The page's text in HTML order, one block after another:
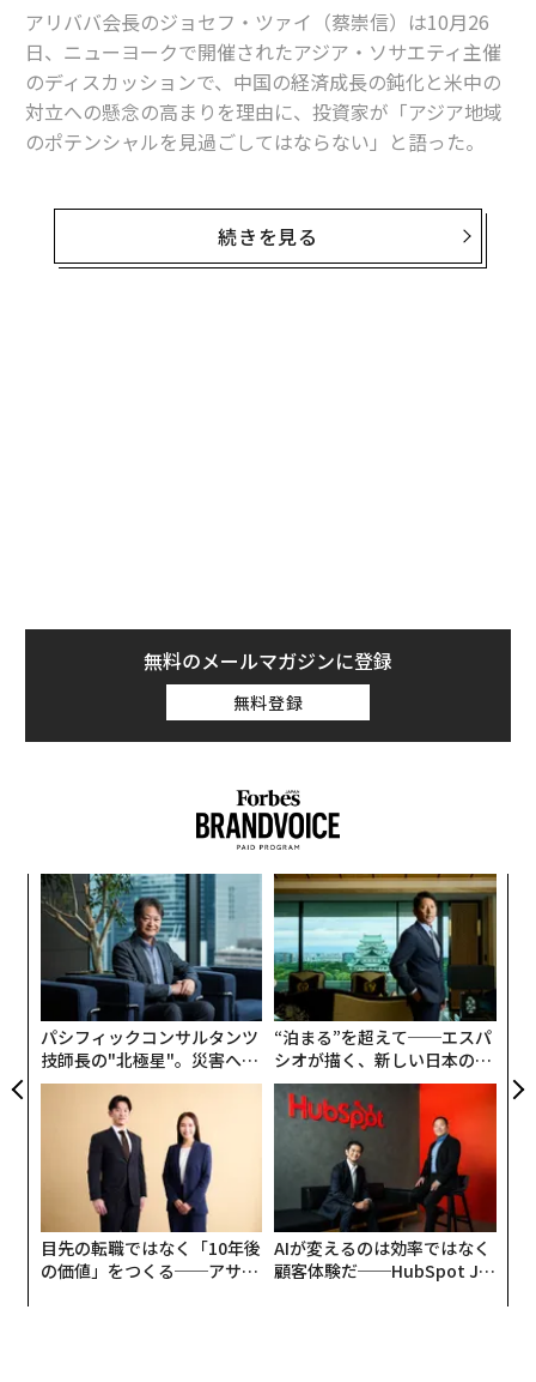
アリババ会長のジョセフ・ツァイ（蔡崇信）は10月26
日、ニューヨークで開催されたアジア・ソサエティ主催
のディスカッションで、中国の経済成長の鈍化と米中の
対立への懸念の高まりを理由に、投資家が「アジア地域
のポテンシャルを見過ごしてはならない」と語った。
「アジアはとても大きな場所ですが、そこで暮らす人々
の多くは勤勉で、非常に高いレベルの教育を受けている
点で共通しています。私が投資家に尋ねたいのは、あな
編集＝上田裕資
続きを見る
無料のメールマガジンに登録
無料登録
パシフィックコンサルタンツ
技師長の"北極星"。災害への
無力感を乗り越え見つけた、
防災一筋20年の答え
“泊まる”を超えて──エスパ
シオが描く、新しい日本のラ
グジュアリー（前編）
目先の転職ではなく「10年後
の価値」をつくる──アサイ
AIが変えるのは効率ではなく
顧客体験だ──HubSpot Ja